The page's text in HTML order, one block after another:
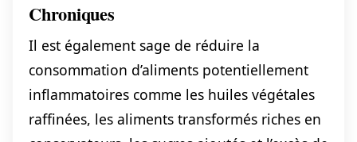
Chroniques
Il est également sage de réduire la
consommation d’aliments potentiellement
inflammatoires comme les huiles végétales
raffinées, les aliments transformés riches en